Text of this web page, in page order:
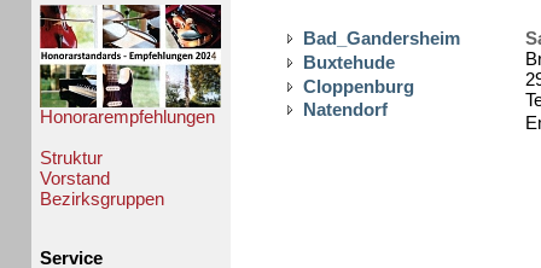
Honorarempfehlungen
Struktur
Vorstand
Bezirksgruppen
Service
Bad_Gandersheim
Buxtehude
Cloppenburg
Natendorf